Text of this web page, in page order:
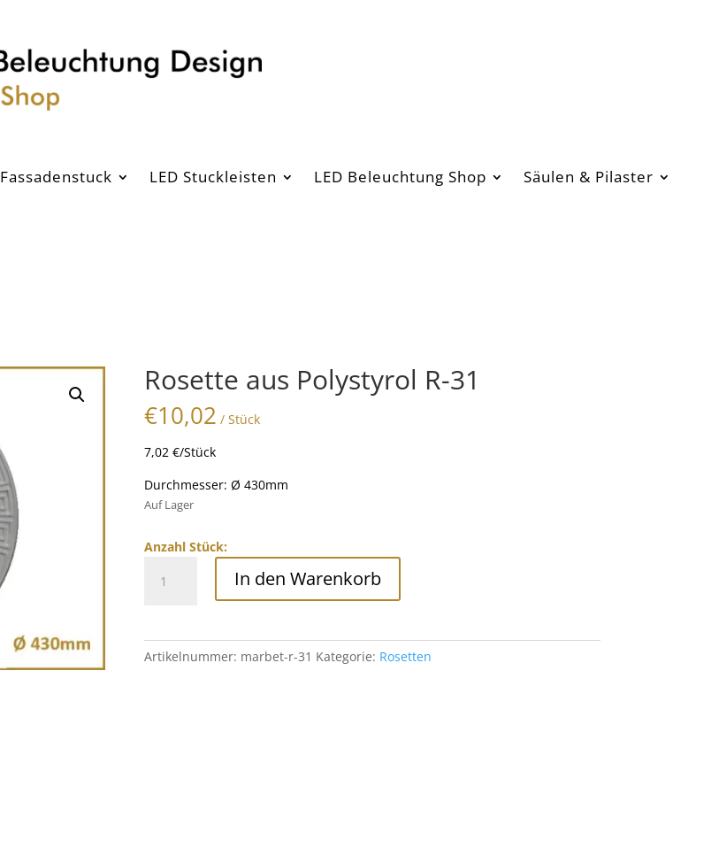
Fassadenstuck LED Stuckleisten LED Beleuchtung Shop
Säulen & Pilaster
Rosette aus Polystyrol R-31
€10,02 / Stück
7,02 €/Stück
Durchmesser: Ø 430mm
Auf Lager
Anzahl Stück:
aus
In den Warenkorb
Artikelnummer: marbet-r-31 Kategorie: Rosetten